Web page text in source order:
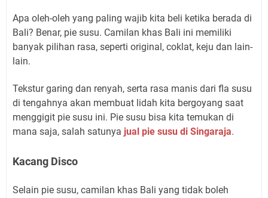
Apa oleh-oleh yang paling wajib kita beli ketika berada di
Bali? Benar, pie susu. Camilan khas Bali ini memiliki
banyak pilihan rasa, seperti original, coklat, keju dan lain-
lain.
Tekstur garing dan renyah, serta rasa manis dari fla susu
di tengahnya akan membuat lidah kita bergoyang saat
menggigit pie susu ini. Pie susu bisa kita temukan di
mana saja, salah satunya jual pie susu di Singaraja.
Kacang Disco
Selain pie susu, camilan khas Bali yang tidak boleh